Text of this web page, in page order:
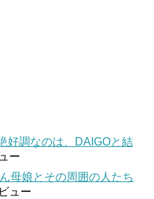
好調なのは、DAIGOと結
ー
母娘とその周囲の人たち
ュー